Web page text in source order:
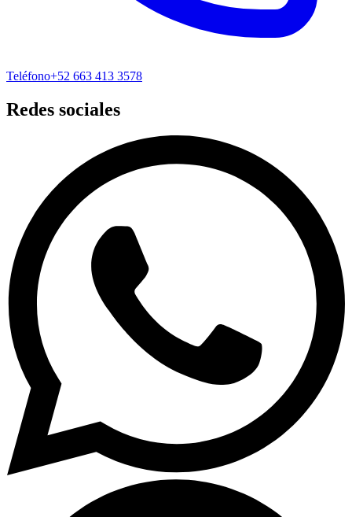
Teléfono+52 663 413 3578
Redes sociales